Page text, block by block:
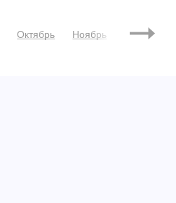
Октябрь Ноябрь Декабрь